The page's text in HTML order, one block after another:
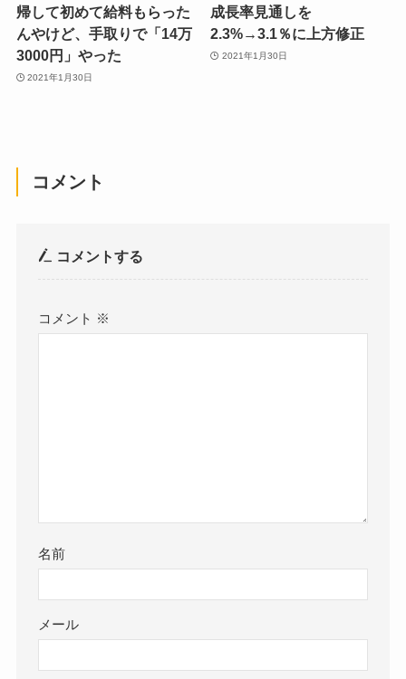
帰して初めて給料もらった
んやけど、手取りで「14万
3000円」やった
2021年1月30日
成長率見通しを
2.3%→3.1％に上方修正
2021年1月30日
コメント
コメントする
コメント ※
名前
メール